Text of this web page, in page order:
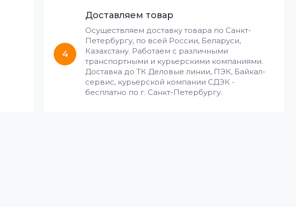
4
Доставляем товар
Осуществляем доставку товара по Санкт-
Петербургу, по всей России, Беларуси,
Казахстану. Работаем с различными
транспортными и курьерскими компаниями.
Доставка до ТК Деловые линии, ПЭК, Байкал-
сервис, курьерской компании СДЭК -
бесплатно по г. Санкт-Петербургу.